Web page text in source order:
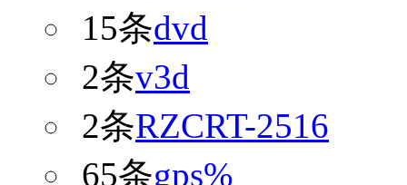
15条dvd
2条v3d
2条RZCRT-2516
65条gps%